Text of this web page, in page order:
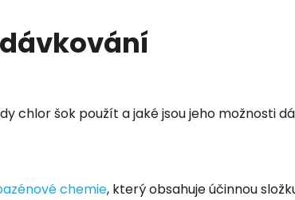
chlor šok použít a jaké jsou jeho možnosti
chemie, který obsahuje účinnou